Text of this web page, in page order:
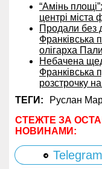
“Амінь
центрі міста
Продали без
Франківська
олігарха
Небачена
Франківська
розстрочку
ТЕГИ:
Руслан
СТЕЖТЕ ЗА
НОВИНАМИ:
Telegram